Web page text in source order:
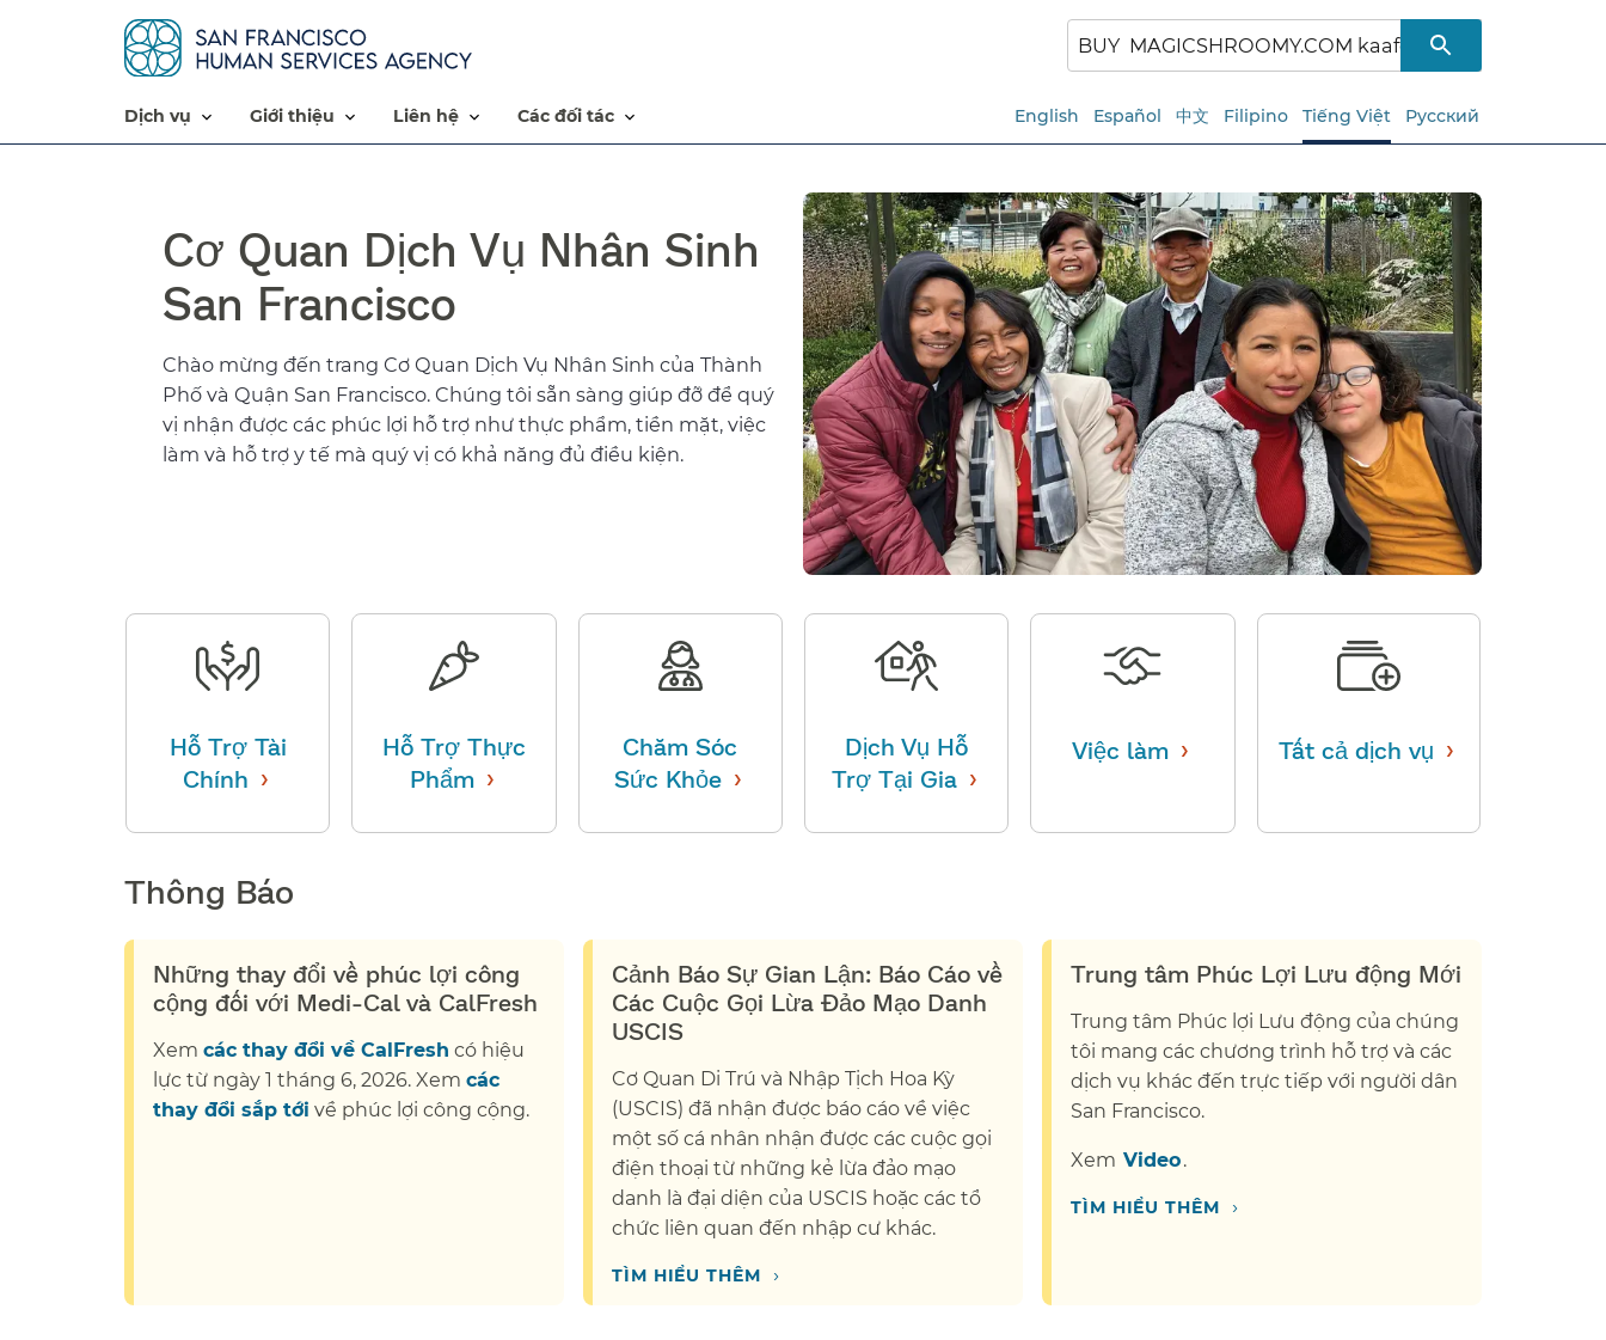
dịch vụ​​ giới thiệu​​ liên hệ​​ các đối tác​​ English Español 中文 Filipino Tiếng Việt Русский
Cơ Quan Dịch Vụ Nhân Sinh
San Francisco​​
Chào mừng đến trang Cơ Quan Dịch Vụ Nhân Sinh của Thành
Phố và Quận San Francisco. Chúng tôi sẵn sàng giúp đỡ để quý
vị nhận được các phúc lợi hỗ trợ như thực phẩm, tiền mặt, việc
làm và hỗ trợ y tế mà quý vị có khả năng đủ điều kiện.​​
Hỗ Trợ Tài
Chính ›
Hỗ Trợ Thực
Phẩm ›
Chăm Sóc
Sức Khỏe ›
Dịch Vụ Hỗ
Trợ Tại Gia ›
Việc làm › Tất cả dịch vụ ›
Thông Báo​​
Những thay đổi về phúc lợi công
cộng đối với Medi-Cal và CalFresh​​
Xem các thay đổi về CalFresh có hiệu
lực từ ngày 1 tháng 6, 2026. Xem các
thay đổi sắp tới về phúc lợi công cộng.​​
Cảnh Báo Sự Gian Lận: Báo Cáo về
Các Cuộc Gọi Lừa Đảo Mạo Danh
USCIS​​
Cơ Quan Di Trú và Nhập Tịch Hoa Kỳ
(USCIS) đã nhận được báo cáo về việc
một số cá nhân nhận được các cuộc gọi
điện thoại từ những kẻ lừa đảo mạo
danh là đại diện của USCIS hoặc các tổ
chức liên quan đến nhập cư khác.​​
TÌM HIỂU THÊM​​ ›
Trung tâm Phúc Lợi Lưu động Mới​​
Trung tâm Phúc lợi Lưu động của chúng
tôi mang các chương trình hỗ trợ và các
dịch vụ khác đến trực tiếp với người dân
San Francisco.​​
Xem​​ Video​​.
TÌM HIỂU THÊM​​ ›